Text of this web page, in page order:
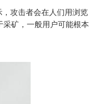
攻击者会在人们用浏览
采矿，一般用户可能根本